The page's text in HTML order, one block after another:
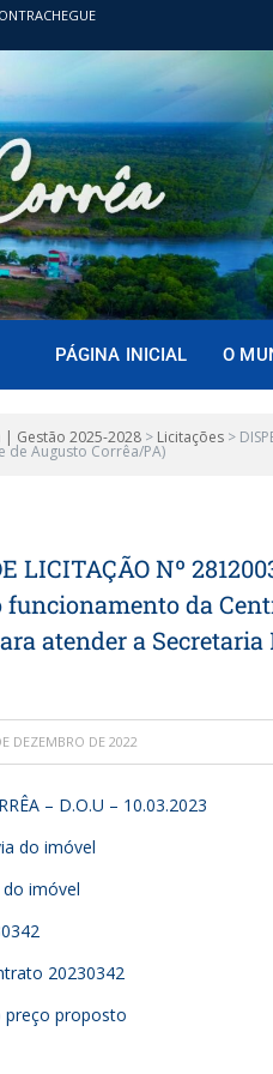
PÁGINA INICIAL O
| Gestão 2025-2028 > Licitações >
de Augusto Corrêa/PA)
LICITAÇÃO Nº
funcionamento da
atender a
DEZEMBRO DE 2022
– D.O.U – 10.03.2023
do imóvel
imóvel
20230342
preço proposto